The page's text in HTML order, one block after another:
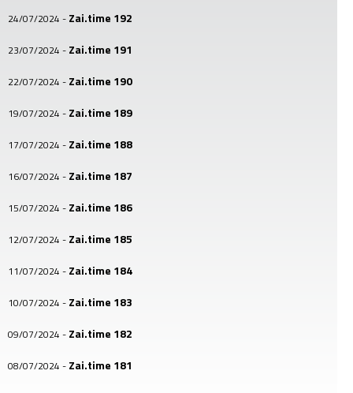
24/07/2024 - Zai.time 192
23/07/2024 - Zai.time 191
22/07/2024 - Zai.time 190
19/07/2024 - Zai.time 189
17/07/2024 - Zai.time 188
16/07/2024 - Zai.time 187
15/07/2024 - Zai.time 186
12/07/2024 - Zai.time 185
11/07/2024 - Zai.time 184
10/07/2024 - Zai.time 183
09/07/2024 - Zai.time 182
08/07/2024 - Zai.time 181